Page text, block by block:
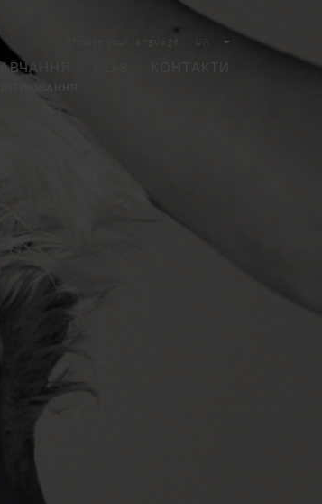
Choose your language: UA